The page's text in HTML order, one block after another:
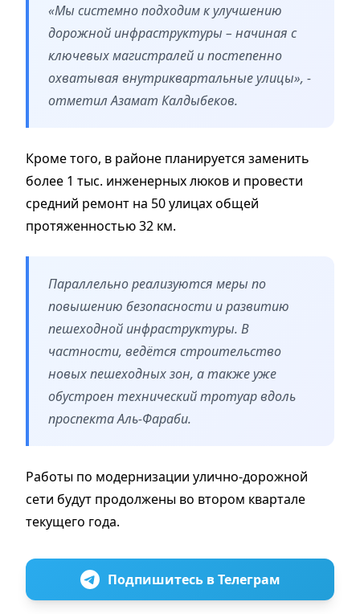
«Мы системно подходим к улучшению
дорожной инфраструктуры – начиная с
ключевых магистралей и постепенно
охватывая внутриквартальные улицы», -
отметил Азамат Калдыбеков.
Кроме того, в районе планируется заменить
более 1 тыс. инженерных люков и провести
средний ремонт на 50 улицах общей
протяженностью 32 км.
Параллельно реализуются меры по
повышению безопасности и развитию
пешеходной инфраструктуры. В
частности, ведётся строительство
новых пешеходных зон, а также уже
обустроен технический тротуар вдоль
проспекта Аль-Фараби.
Работы по модернизации улично-дорожной
сети будут продолжены во втором квартале
текущего года.
Подпишитесь в Телеграм